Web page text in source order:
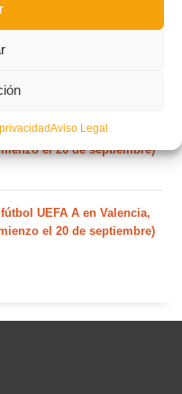
Aviso Legal
UEFA B en Valencia,
el 20 de septiembre)
UEFA A en Valencia,
el 20 de septiembre)